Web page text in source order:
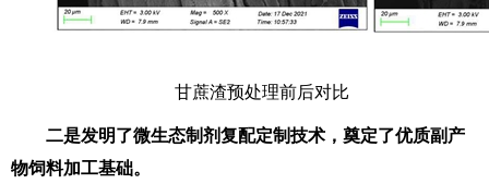
甘蔗渣预处理前后对比
二是发明了微生态制剂复配定制技术，奠定了优质副产
物饲料加工基础。